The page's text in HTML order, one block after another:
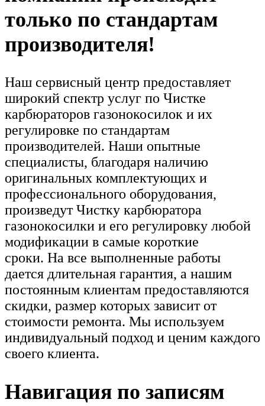
только по стандартам
производителя!
Наш сервисный центр предоставляет
широкий спектр услуг по Чистке
карбюраторов газонокосилок и их
регулировке по стандартам
производителей. Наши опытные
специалисты, благодаря наличию
оригинальных комплектующих и
профессионального оборудования,
произведут Чистку карбюратора
газонокосилки и его регулировку любой
модификации в самые короткие
сроки. На все выполненные работы
дается длительная гарантия, а нашим
постоянным клиентам предоставляются
скидки, размер которых зависит от
стоимости ремонта. Мы используем
индивидуальный подход и ценим каждого
своего клиента.
Навигация по записям